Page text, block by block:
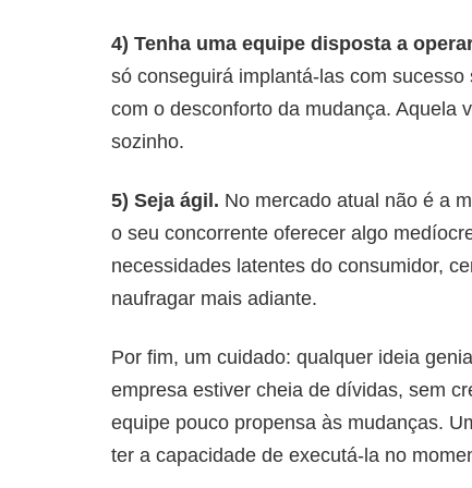
4) Tenha uma equipe disposta a
só conseguirá implantá-las com
com o desconforto da mudança. Aquela
sozinho.
5) Seja ágil. No mercado atual não é a
o seu concorrente oferecer algo
necessidades latentes do consumidor,
naufragar mais adiante.
Por fim, um cuidado: qualquer ideia
empresa estiver cheia de dívidas, sem
equipe pouco propensa às mudanças.
ter a capacidade de executá-la no